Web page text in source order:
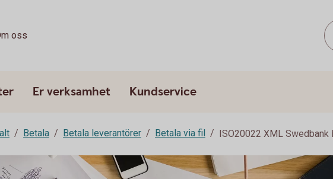
oss
Er verksamhet Kundservice
Betala Betala leverantörer Betala via fil ISO20022 XML Swedbank